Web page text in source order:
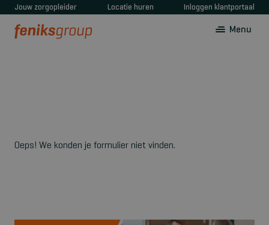
Jouw zorgopleider Locatie huren Inloggen klantportaal
Menu
Oeps! We konden je formulier niet vinden.